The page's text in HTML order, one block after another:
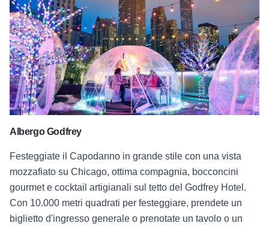
Albergo Godfrey
Festeggiate il Capodanno in grande stile con una vista
mozzafiato su Chicago, ottima compagnia, bocconcini
gourmet e cocktail artigianali sul tetto del Godfrey Hotel.
Con 10.000 metri quadrati per festeggiare, prendete un
biglietto d'ingresso generale o prenotate un tavolo o un